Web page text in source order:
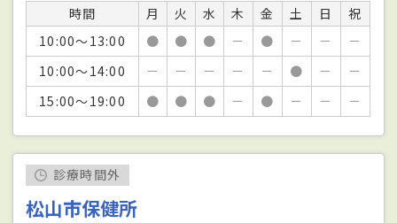
時間 月 火 水 木 金 土 日
祝
10:00～13:00
● ● ● － ● － －
－
10:00～14:00
－ － － － － ● －
－
15:00～19:00
● ● ● － ● － － －
診療時間外
松山市保健所